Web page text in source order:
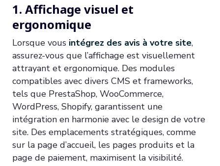
1. Affichage visuel et
ergonomique
Lorsque vous intégrez des avis à votre site,
assurez-vous que l’affichage est visuellement
attrayant et ergonomique. Des modules
compatibles avec divers CMS et frameworks,
tels que PrestaShop, WooCommerce,
WordPress, Shopify, garantissent une
intégration en harmonie avec le design de votre
site. Des emplacements stratégiques, comme
sur la page d’accueil, les pages produits et la
page de paiement, maximisent la visibilité.